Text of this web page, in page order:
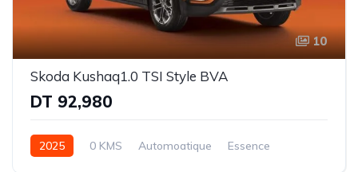
10
Skoda Kushaq1.0 TSI Style BVA
DT 92,980
2025 0 KMS Automoatique
Essence